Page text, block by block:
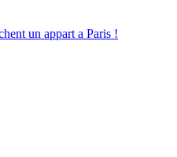
un appart a Paris !